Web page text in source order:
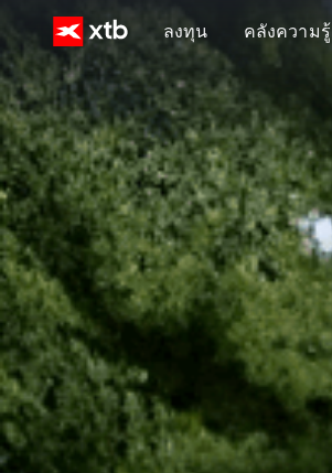
ลงทุน คลังความรู้